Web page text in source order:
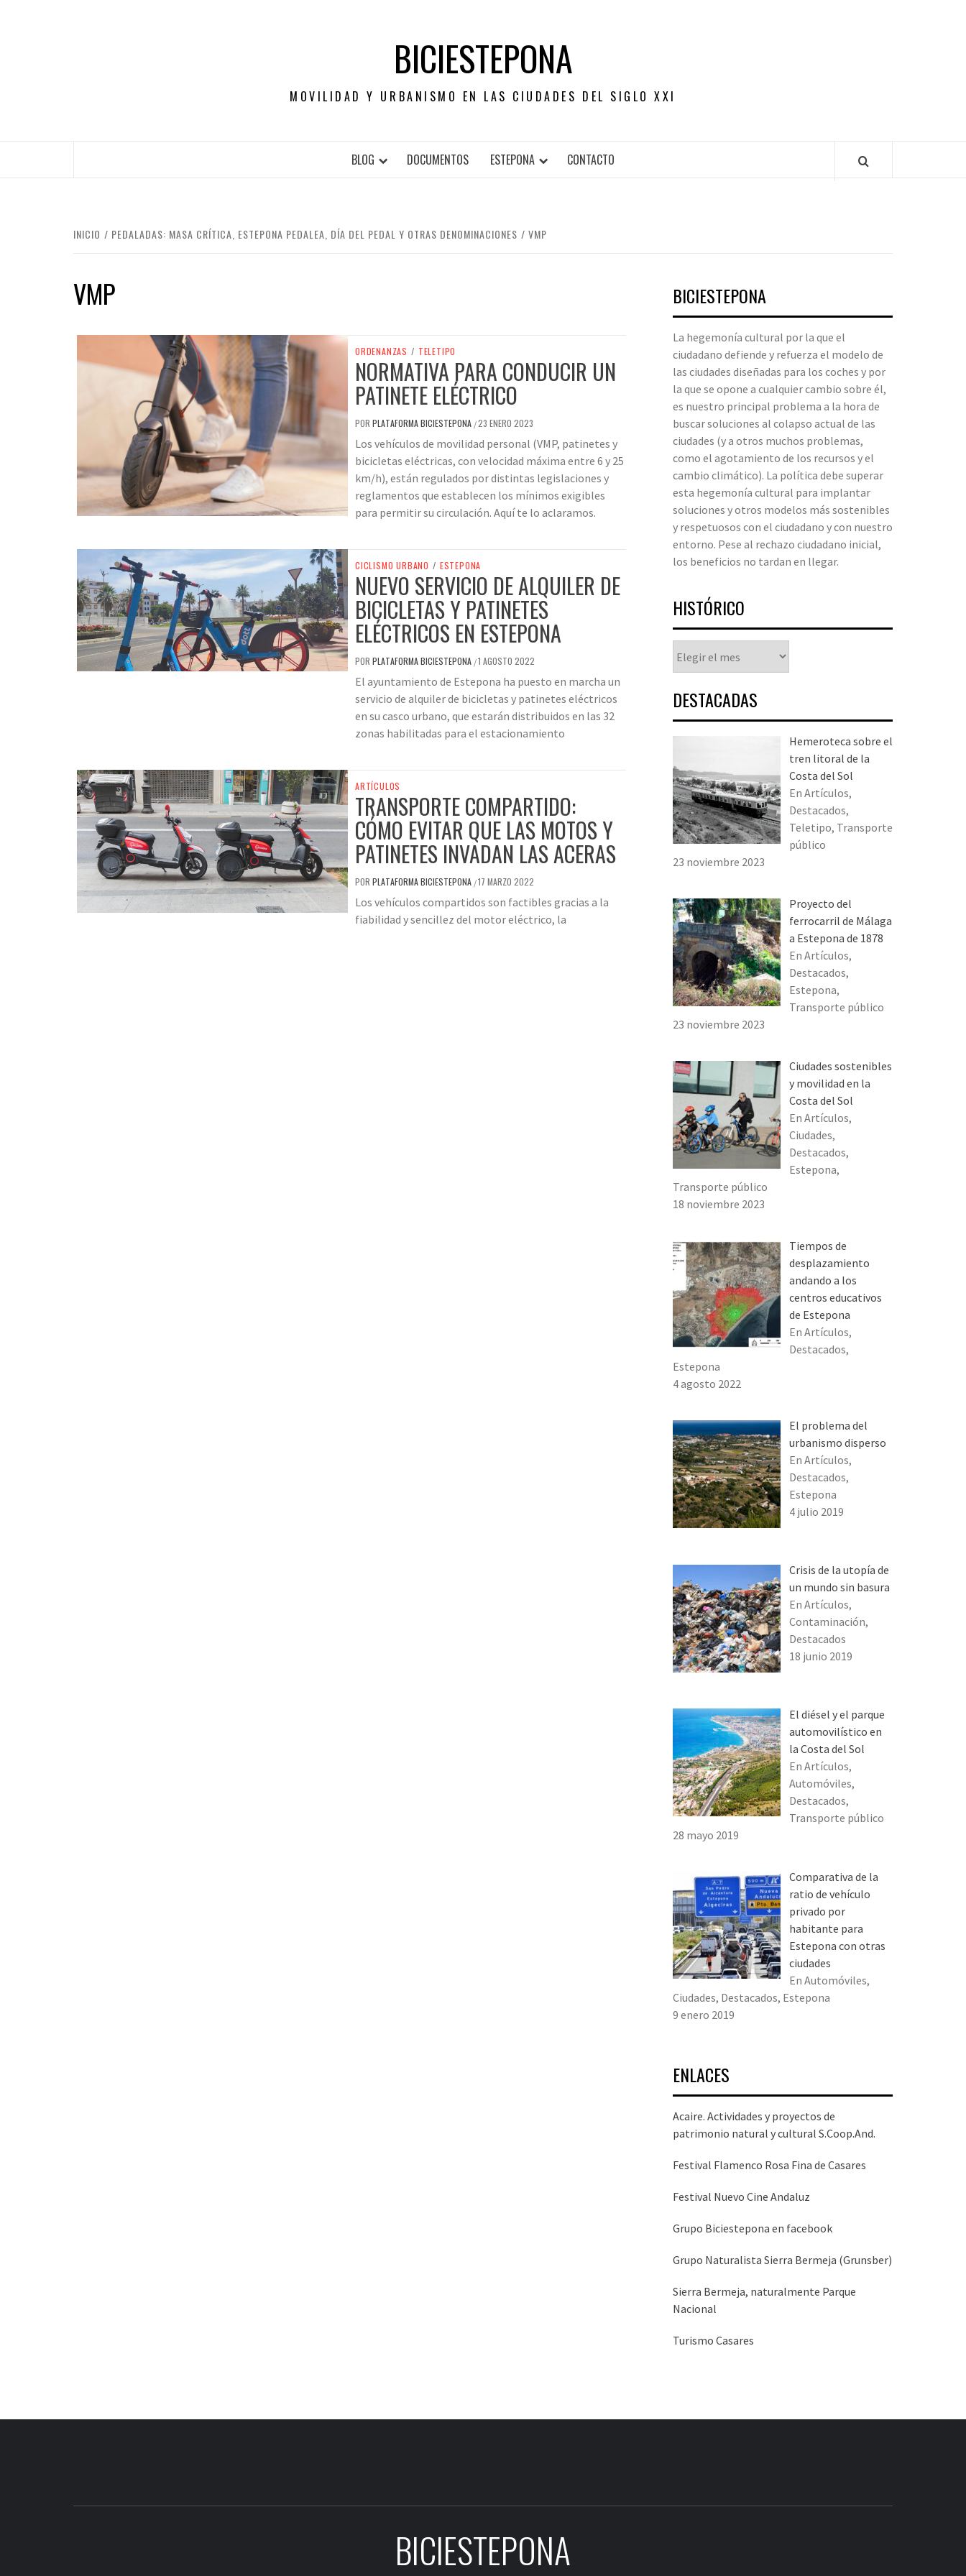
BICIESTEPONA
MOVILIDAD Y URBANISMO EN LAS CIUDADES DEL SIGLO XXI
BLOG DOCUMENTOS ESTEPONA CONTACTO
INICIO PEDALADAS: MASA CRÍTICA, ESTEPONA PEDALEA, DÍA DEL PEDAL Y OTRAS DENOMINACIONES VMP
VMP
ORDENANZAS / TELETIPO
NORMATIVA PARA CONDUCIR UN
PATINETE ELÉCTRICO
POR PLATAFORMA BICIESTEPONA /23 ENERO 2023
Los vehículos de movilidad personal (VMP, patinetes y
bicicletas eléctricas, con velocidad máxima entre 6 y 25
km/h), están regulados por distintas legislaciones y
reglamentos que establecen los mínimos exigibles
para permitir su circulación. Aquí te lo aclaramos.
CICLISMO URBANO / ESTEPONA
NUEVO SERVICIO DE ALQUILER DE
BICICLETAS Y PATINETES
ELÉCTRICOS EN ESTEPONA
POR PLATAFORMA BICIESTEPONA /1 AGOSTO 2022
El ayuntamiento de Estepona ha puesto en marcha un
servicio de alquiler de bicicletas y patinetes eléctricos
en su casco urbano, que estarán distribuidos en las 32
zonas habilitadas para el estacionamiento
ARTÍCULOS
TRANSPORTE COMPARTIDO:
CÓMO EVITAR QUE LAS MOTOS Y
PATINETES INVADAN LAS ACERAS
POR PLATAFORMA BICIESTEPONA /17 MARZO 2022
Los vehículos compartidos son factibles gracias a la
fiabilidad y sencillez del motor eléctrico, la
BICIESTEPONA
La hegemonía cultural por la que el
ciudadano defiende y refuerza el modelo de
las ciudades diseñadas para los coches y por
la que se opone a cualquier cambio sobre él,
es nuestro principal problema a la hora de
buscar soluciones al colapso actual de las
ciudades (y a otros muchos problemas,
como el agotamiento de los recursos y el
cambio climático). La política debe superar
esta hegemonía cultural para implantar
soluciones y otros modelos más sostenibles
y respetuosos con el ciudadano y con nuestro
entorno. Pese al rechazo ciudadano inicial,
los beneficios no tardan en llegar.
HISTÓRICO
DESTACADAS
Hemeroteca sobre el
tren litoral de la
Costa del Sol
En Artículos,
Destacados,
Teletipo, Transporte
público
23 noviembre 2023
Proyecto del
ferrocarril de Málaga
a Estepona de 1878
En Artículos,
Destacados,
Estepona,
Transporte público
23 noviembre 2023
Ciudades sostenibles
y movilidad en la
Costa del Sol
En Artículos,
Ciudades,
Destacados,
Estepona,
Transporte público
18 noviembre 2023
Tiempos de
desplazamiento
andando a los
centros educativos
de Estepona
En Artículos,
Destacados,
Estepona
4 agosto 2022
El problema del
urbanismo disperso
En Artículos,
Destacados,
Estepona
4 julio 2019
Crisis de la utopía de
un mundo sin basura
En Artículos,
Contaminación,
Destacados
18 junio 2019
El diésel y el parque
automovilístico en
la Costa del Sol
En Artículos,
Automóviles,
Destacados,
Transporte público
28 mayo 2019
Comparativa de la
ratio de vehículo
privado por
habitante para
Estepona con otras
ciudades
En Automóviles,
Ciudades, Destacados, Estepona
9 enero 2019
ENLACES
Acaire. Actividades y proyectos de
patrimonio natural y cultural S.Coop.And.
Festival Flamenco Rosa Fina de Casares
Festival Nuevo Cine Andaluz
Grupo Biciestepona en facebook
Grupo Naturalista Sierra Bermeja (Grunsber)
Sierra Bermeja, naturalmente Parque
Nacional
Turismo Casares
BICIESTEPONA